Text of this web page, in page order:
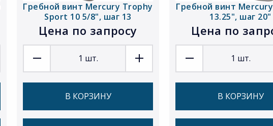
Гребной винт Mercury Trophy
Sport 10 5/8", шаг 13
Цена по запросу
1 шт.
В КОРЗИНУ
Гребной винт
13.25", шаг 20"
Цена по
1 шт.
В КОРЗИНУ